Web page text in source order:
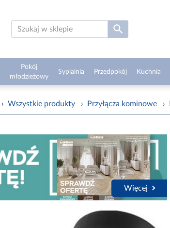
Pokój
młodzieżowy
Sypialnia Przedpokój Kuchnia
› Wszystkie produkty › Przyłącza kominowe ›
Więcej